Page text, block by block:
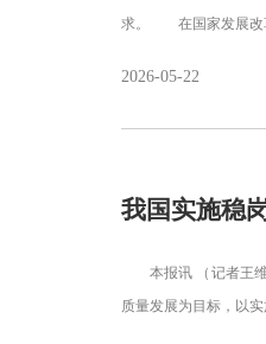
求。 在国家发展改革
2026-05-22
我国实施稳
本报讯 （记者王维
质量发展为目标，以